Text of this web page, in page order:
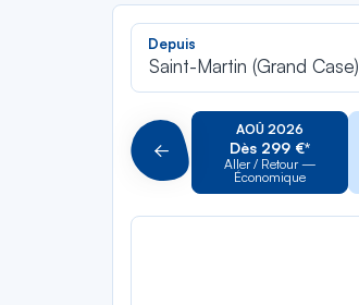
Depuis
Saint-Martin (Grand Case)
Précédent
AOÛ 2026
Dès 299 €*
Aller / Retour —
Économique